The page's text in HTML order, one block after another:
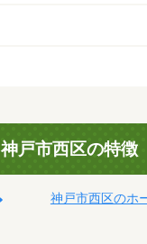
神戸市西区の特徴
神戸市西区のホ